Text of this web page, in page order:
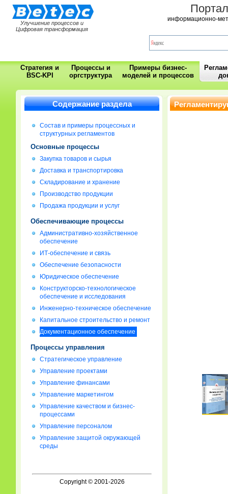
Улучшение процессов и
Цифровая трансформация
информационно-
Стратегия и
BSC-KPI
Процессы и
оргструктура
Примеры бизнес-
моделей и процессов
Содержание раздела
Состав и примеры процессных и
структурных регламентов
Основные процессы
Закупка товаров и сырья
Доставка и транспортировка
Складирование и хранение
Производство продукции
Продажа продукции и услуг
Обеспечивающие процессы
Административно-хозяйственное
обеспечение
ИТ-обеспечение и связь
Обеспечение безопасности
Юридическое обеспечение
Конструкторско-технологическое
обеспечение и исследования
Инженерно-техническое обеспечение
Капитальное строительство и ремонт
Документационное обеспечение
Процессы управления
Стратегическое управление
Управление проектами
Управление финансами
Управление маркетингом
Управление качеством и бизнес-
процессами
Управление персоналом
Управление защитой окружающей
среды
Copyright © 2001-2026